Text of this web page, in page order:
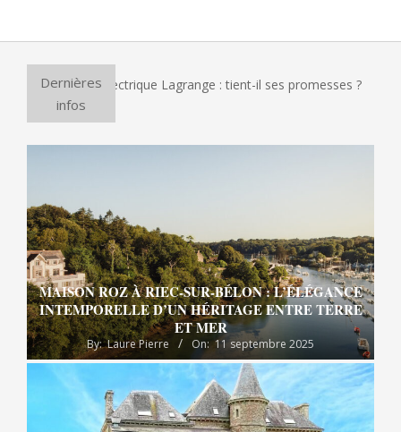
Dernières
infos
à pizza électrique Lagrange : tient-il ses promesses ?
MAISON ROZ À RIEC-SUR-BÉLON : L’ÉLÉGANCE
INTEMPORELLE D’UN HÉRITAGE ENTRE TERRE
ET MER
By: Laure Pierre On: 11 septembre 2025